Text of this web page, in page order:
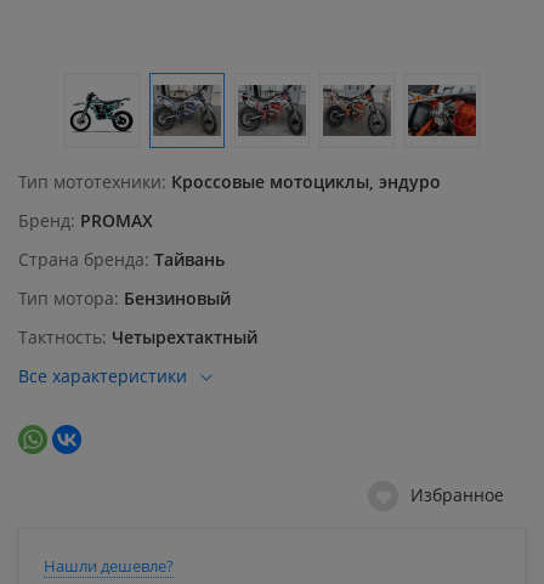
Тип мототехники Кроссовые мотоциклы, эндуро
Бренд PROMAX
Страна бренда Тайвань
Тип мотора Бензиновый
Тактность Четырехтактный
Все характеристики
Избранное
Нашли дешевле?